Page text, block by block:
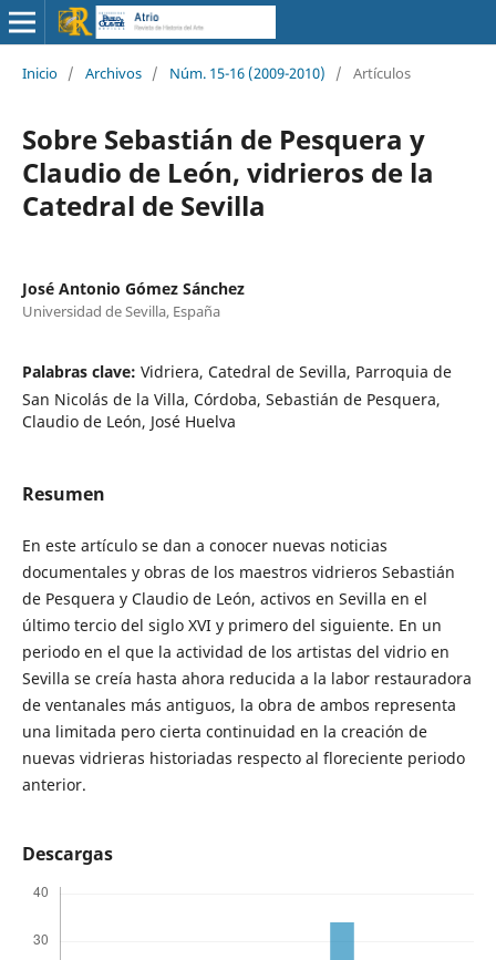
Inicio / Archivos / Núm. 15-16 (2009-2010) / Artículos
Sobre Sebastián de Pesquera y
Claudio de León, vidrieros de la
Catedral de Sevilla
José Antonio Gómez Sánchez
Universidad de Sevilla, España
Palabras clave: Vidriera, Catedral de Sevilla, Parroquia de
San Nicolás de la Villa, Córdoba, Sebastián de Pesquera,
Claudio de León, José Huelva
Resumen
En este artículo se dan a conocer nuevas noticias
documentales y obras de los maestros vidrieros Sebastián
de Pesquera y Claudio de León, activos en Sevilla en el
último tercio del siglo XVI y primero del siguiente. En un
periodo en el que la actividad de los artistas del vidrio en
Sevilla se creía hasta ahora reducida a la labor restauradora
de ventanales más antiguos, la obra de ambos representa
una limitada pero cierta continuidad en la creación de
nuevas vidrieras historiadas respecto al floreciente periodo
anterior.
Descargas